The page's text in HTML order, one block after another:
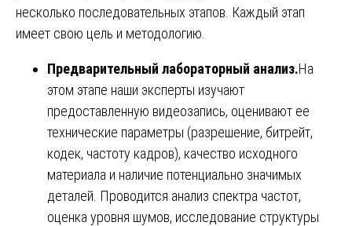
несколько последовательных этапов. Каждый этап
имеет свою цель и методологию.
Предварительный лабораторный анализ.На
этом этапе наши эксперты изучают
предоставленную видеозапись, оценивают ее
технические параметры (разрешение, битрейт,
кодек, частоту кадров), качество исходного
материала и наличие потенциально значимых
деталей. Проводится анализ спектра частот,
оценка уровня шумов, исследование структуры